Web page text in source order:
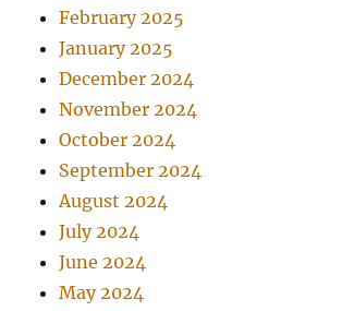
February 2025
January 2025
December 2024
November 2024
October 2024
September 2024
August 2024
July 2024
June 2024
May 2024